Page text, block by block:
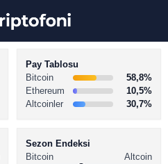
Pay Tablosu
Bitcoin
58,8%
Ethereum
10,5%
Altcoinler
30,7%
Sezon Endeksi
Bitcoin
Altcoin